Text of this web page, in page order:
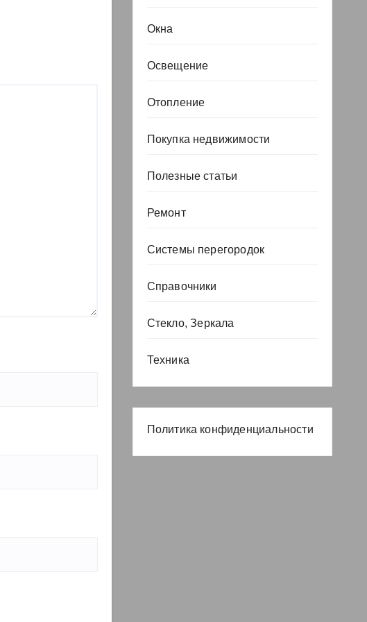
Окна
Освещение
Отопление
Покупка недвижимости
Полезные статьи
Ремонт
Системы перегородок
Справочники
Стекло, Зеркала
Техника
Политика конфиденциальности